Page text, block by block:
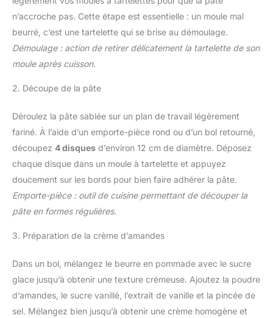
n’accroche pas. Cette étape est essentielle : un moule mal
beurré, c’est une tartelette qui se brise au démoulage.
Démoulage : action de retirer délicatement la tartelette de son
moule après cuisson.
2. Découpe de la pâte
Déroulez la pâte sablée sur un plan de travail légèrement
fariné. À l’aide d’un emporte-pièce rond ou d’un bol retourné,
découpez 4 disques d’environ 12 cm de diamètre. Déposez
chaque disque dans un moule à tartelette et appuyez
doucement sur les bords pour bien faire adhérer la pâte.
Emporte-pièce : outil de cuisine permettant de découper la
pâte en formes régulières.
3. Préparation de la crème d’amandes
Dans un bol, mélangez le beurre en pommade avec le sucre
glace jusqu’à obtenir une texture crémeuse. Ajoutez la poudre
d’amandes, le sucre vanillé, l’extrait de vanille et la pincée de
sel. Mélangez bien jusqu’à obtenir une crème homogène et